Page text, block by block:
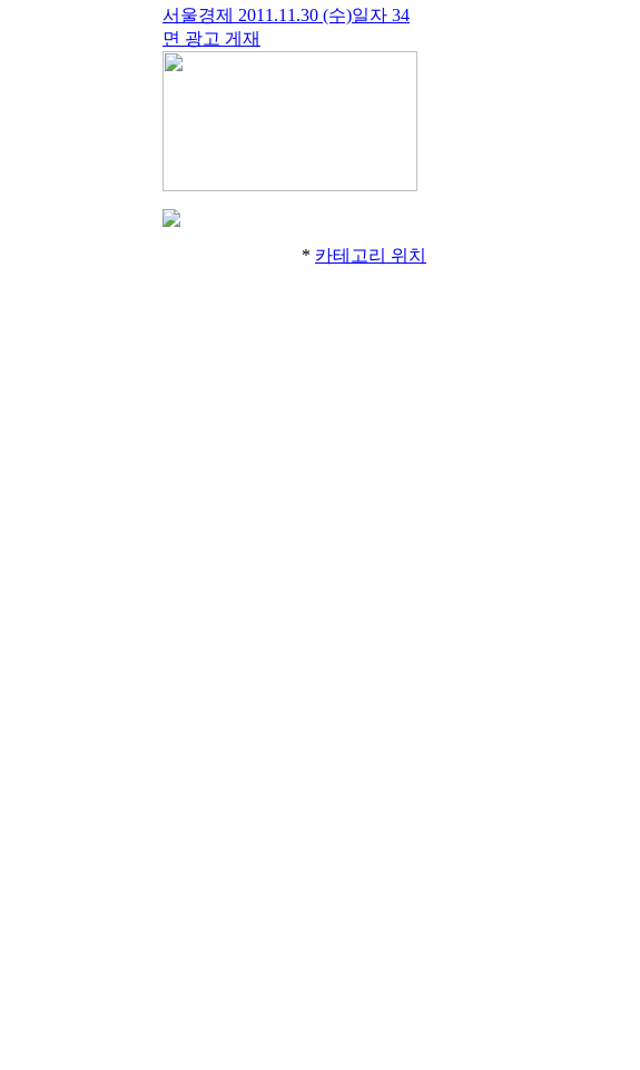
서울경제 2011.11.30 (수)일자 34
면 광고 게재
* 카테고리 위치